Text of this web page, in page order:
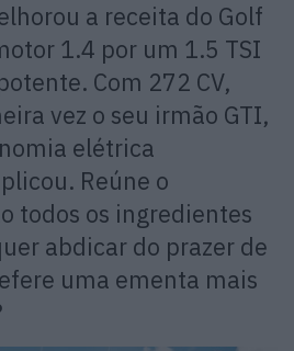
a receita do Golf
1.4 por um 1.5 TSI
Com 272 CV,
vez o seu irmão GTI,
elétrica
Reúne o
todos os ingredientes
abdicar do prazer de
uma ementa mais